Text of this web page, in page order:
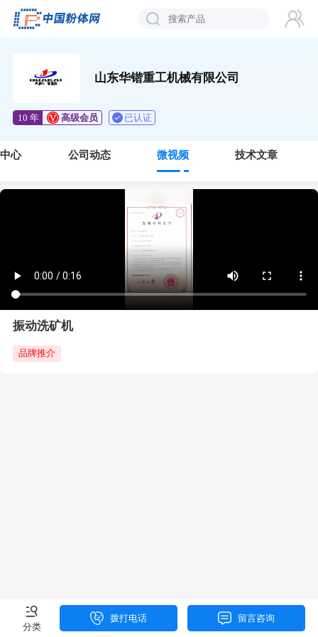
山东华锴重工机械有限公司
10 年 高级会员 已认证
心 公司动态 微视频 技术文章
振动洗矿机
品牌推介
分类
拨打电话 留言咨询